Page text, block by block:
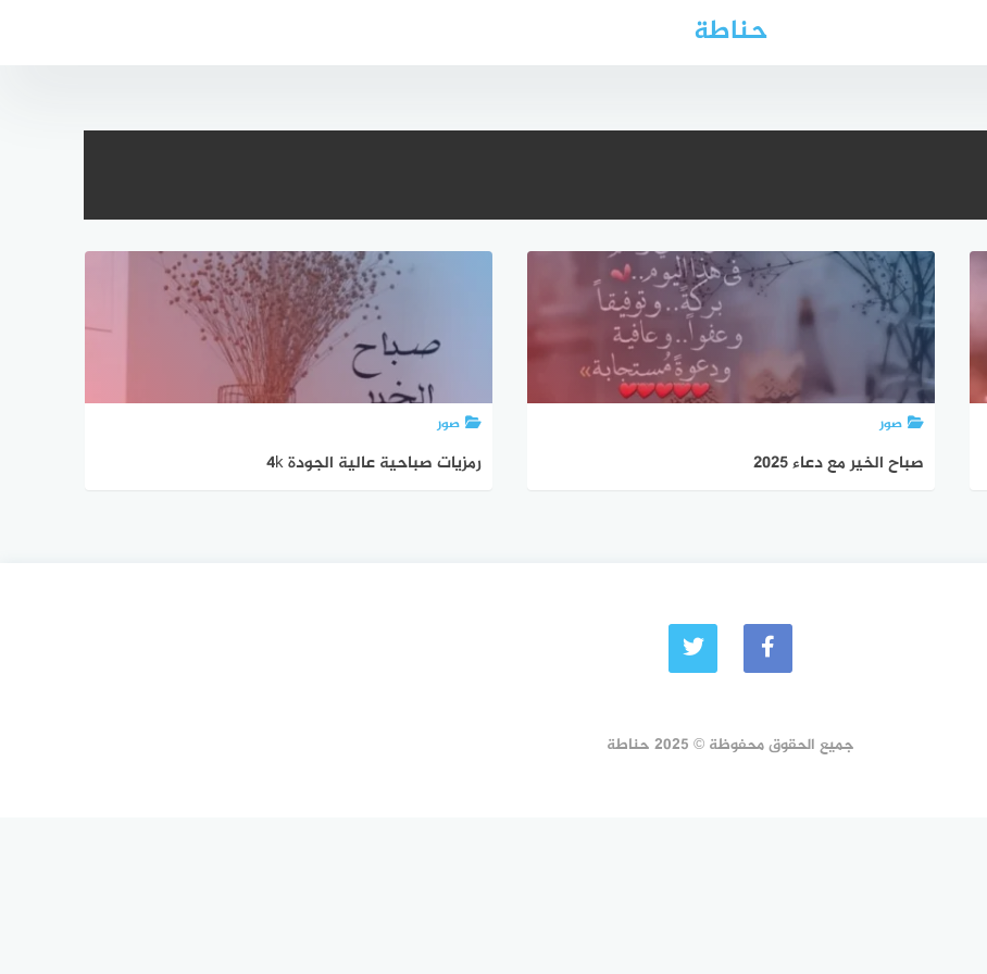
حناطة
صور
صباح الخير مع دعاء 2025
صور
رمزيات صباحية عالية الجودة 4k
جميع الحقوق محفوظة © 2025 حناطة